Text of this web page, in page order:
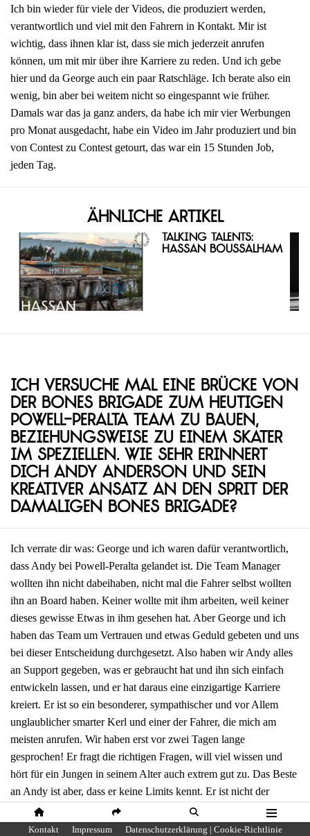
HOME SHARE SUCHE MENÜ
Ich bin wieder für viele der Videos, die produziert werden,
verantwortlich und viel mit den Fahrern in Kontakt. Mir ist
wichtig, dass ihnen klar ist, dass sie mich jederzeit anrufen
können, um mit mir über ihre Karriere zu reden. Und ich gebe
hier und da George auch ein paar Ratschläge. Ich berate also ein
wenig, bin aber bei weitem nicht so eingespannt wie früher.
Damals war das ja ganz anders, da habe ich mir vier Werbungen
pro Monat ausgedacht, habe ein Video im Jahr produziert und bin
von Contest zu Contest getourt, das war ein 15 Stunden Job,
jeden Tag.
Ähnliche Artikel
Talking Talents:
Hassan Boussalham
Ich versuche mal eine Brücke von
der Bones Brigade zum heutigen
Powell-Peralta Team zu bauen,
beziehungsweise zu einem Skater
im Speziellen. Wie sehr erinnert
dich Andy Anderson und sein
kreativer Ansatz an den Sprit der
damaligen Bones Brigade?
Ich verrate dir was: George und ich waren dafür verantwortlich,
dass Andy bei Powell-Peralta gelandet ist. Die Team Manager
wollten ihn nicht dabeihaben, nicht mal die Fahrer selbst wollten
ihn an Board haben. Keiner wollte mit ihm arbeiten, weil keiner
dieses gewisse Etwas in ihm gesehen hat. Aber George und ich
haben das Team um Vertrauen und etwas Geduld gebeten und uns
bei dieser Entscheidung durchgesetzt. Also haben wir Andy alles
an Support gegeben, was er gebraucht hat und ihn sich einfach
entwickeln lassen, und er hat daraus eine einzigartige Karriere
kreiert. Er ist so ein besonderer, sympathischer und vor Allem
unglaublicher smarter Kerl und einer der Fahrer, die mich am
meisten anrufen. Wir haben erst vor zwei Tagen lange
gesprochen! Er fragt die richtigen Fragen, will viel wissen und
hört für ein Jungen in seinem Alter auch extrem gut zu. Das Beste
an Andy ist aber, dass er keine Limits kennt. Er ist nicht der
typische Skateboarder, der nur Street oder nur Vert fährt, sondern
er sieht Skateboarding einfach als Skateboarding und vereint aus
Kontakt Impressum Datenschutzerklärung | Cookie-Richtlinie